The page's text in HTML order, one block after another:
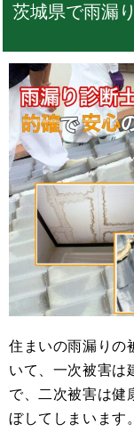
茨城県で雨漏
住まいの雨漏りの
いて、一次被害は
で、二次被害は健
ぼしてしまいます。